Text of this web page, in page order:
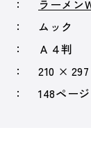
ラーメン
ムック
Ａ４判
210 ×
148ページ